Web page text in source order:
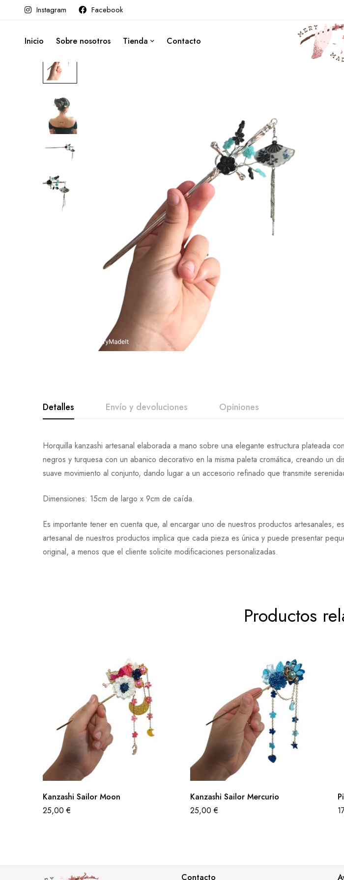
Instagram Facebook
Inicio Sobre nosotros Tienda Contacto
Detalles Envío y devoluciones Opiniones
Horquilla kanzashi artesanal elaborada a mano sobre una elegante estructura plateada
negros y turquesa con un abanico decorativo en la misma paleta cromática, creando un
suave movimiento al conjunto, dando lugar a un accesorio refinado que transmite
Dimensiones: 15cm de largo x 9cm de caída.
Es importante tener en cuenta que, al encargar uno de nuestros productos artesanales,
artesanal de nuestros productos implica que cada pieza es única y puede presentar
original, a menos que el cliente solicite modificaciones personalizadas.
Productos
Kanzashi Sailor Moon
25,00€
Kanzashi Sailor Mercurio
25,00€
Contacto